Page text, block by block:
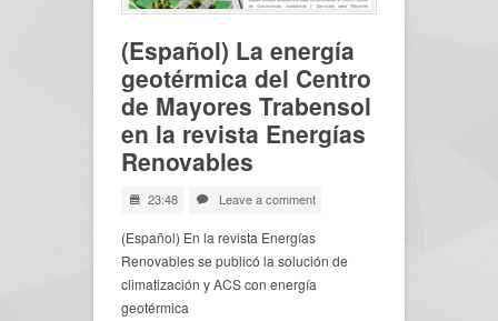
(Español) La energía
geotérmica del Centro
de Mayores Trabensol
en la revista Energías
Renovables
23:48 Leave a comment
(Español) En la revista Energías
Renovables se publicó la solución de
climatización y ACS con energía
geotérmica